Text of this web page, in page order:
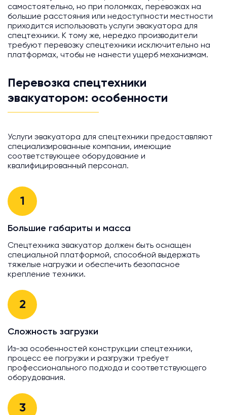
самостоятельно, но при поломках, перевозках на
большие расстояния или недоступности местности
приходится использовать услуги эвакуатора для
спецтехники. К тому же, нередко производители
требуют перевозку спецтехники исключительно на
платформах, чтобы не нанести ущерб механизмам.
Перевозка спецтехники
эвакуатором: особенности
Услуги эвакуатора для спецтехники предоставляют
специализированные компании, имеющие
соответствующее оборудование и
квалифицированный персонал.
1
Большие габариты и масса
Спецтехника эвакуатор должен быть оснащен
специальной платформой, способной выдержать
тяжелые нагрузки и обеспечить безопасное
крепление техники.
2
Сложность загрузки
Из-за особенностей конструкции спецтехники,
процесс ее погрузки и разгрузки требует
профессионального подхода и соответствующего
оборудования.
3